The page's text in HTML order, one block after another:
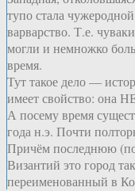
тупо стала
варварство. Т.е.
могли и немножко
время.
Тут такое дело —
имеет свойство:
А посему время
года н.э. Почти
Причём последнюю
Византий это город
переименованный в